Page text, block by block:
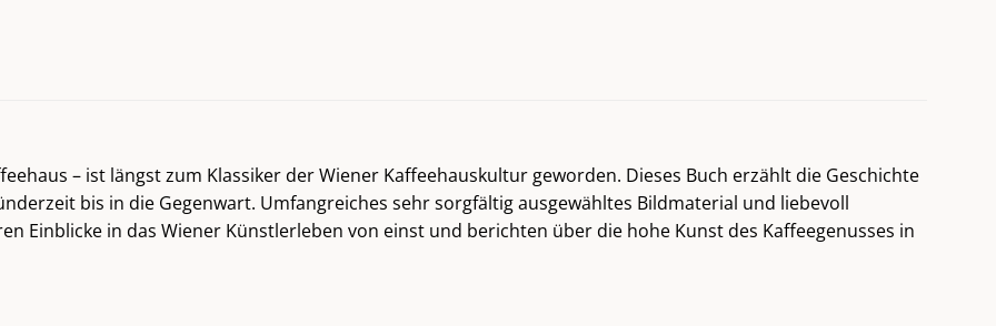
– ist längst zum Klassiker der Wiener Kaffeehauskultur geworden. Dieses Buch erzählt die Geschichte
bis in die Gegenwart. Umfangreiches sehr sorgfältig ausgewähltes Bildmaterial und liebevoll
Einblicke in das Wiener Künstlerleben von einst und berichten über die hohe Kunst des Kaffeegenusses in